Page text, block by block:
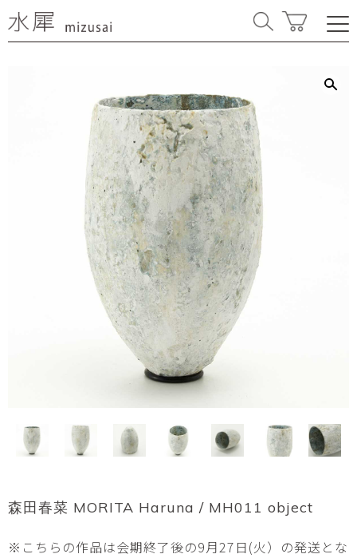
森田春菜 MORITA Haruna / MH011 object
※こちらの作品は会期終了後の9月27日(火）の発送とな